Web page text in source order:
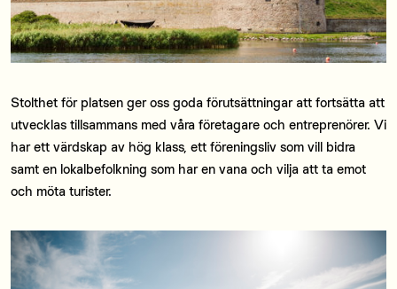
Stolthet för platsen ger oss goda förutsättningar att fortsätta att
utvecklas tillsammans med våra företagare och entreprenörer. Vi
har ett värdskap av hög klass, ett föreningsliv som vill bidra
samt en lokalbefolkning som har en vana och vilja att ta emot
och möta turister.